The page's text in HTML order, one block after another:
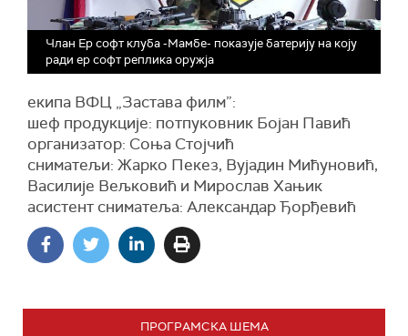
Члан Eр софт клуба -Мамбе- показује батерију на коју
ради ер софт реплика оружја
екипа ВФЦ „Застава филм”:
шеф продукције: потпуковник Бојан Павић
организатор: Соња Стојчић
сниматељи: Жарко Пекез, Вујадин Мићуновић,
Василије Вељковић и Мирослав Хањик
асистент сниматеља: Александар Ђорђевић
ПРОГРАМСКА ШЕМА